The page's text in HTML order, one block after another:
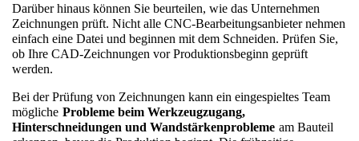
Darüber hinaus können Sie beurteilen, wie das Unternehmen
Zeichnungen prüft. Nicht alle CNC-Bearbeitungsanbieter nehmen
einfach eine Datei und beginnen mit dem Schneiden. Prüfen Sie,
ob Ihre CAD-Zeichnungen vor Produktionsbeginn geprüft
werden.
Bei der Prüfung von Zeichnungen kann ein eingespieltes Team
mögliche Probleme beim Werkzeugzugang,
Hinterschneidungen und Wandstärkenprobleme am Bauteil